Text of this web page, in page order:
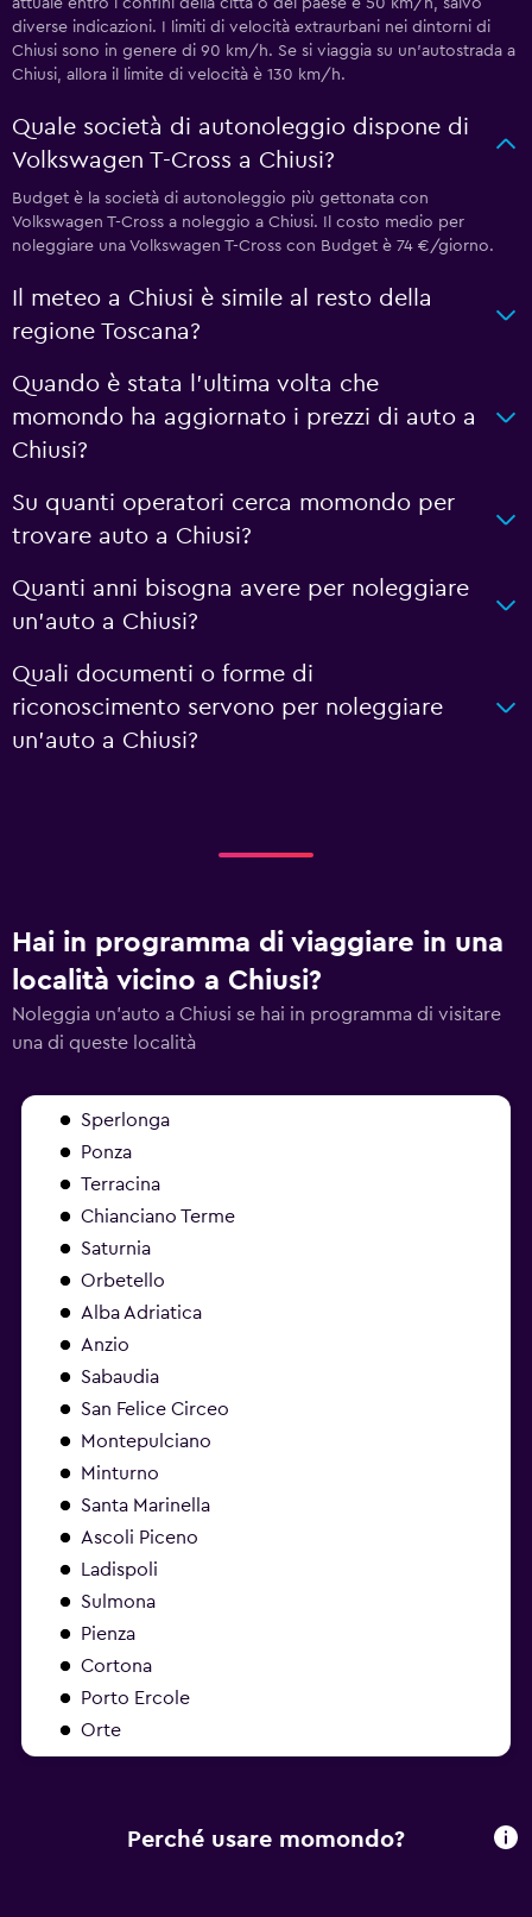
diverse indicazioni. I limiti di velocità extraurbani nei dintorni di
Chiusi sono in genere di 90 km/h. Se si viaggia su un'autostrada a
Chiusi, allora il limite di velocità è 130 km/h.
Quale società di autonoleggio dispone di
Volkswagen T-Cross a Chiusi?
Budget è la società di autonoleggio più gettonata con
Volkswagen T-Cross a noleggio a Chiusi. Il costo medio per
noleggiare una Volkswagen T-Cross con Budget è 74 €/giorno.
Il meteo a Chiusi è simile al resto della
regione Toscana?
Quando è stata l'ultima volta che
momondo ha aggiornato i prezzi di auto a
Chiusi?
Su quanti operatori cerca momondo per
trovare auto a Chiusi?
Quanti anni bisogna avere per noleggiare
un'auto a Chiusi?
Quali documenti o forme di
riconoscimento servono per noleggiare
un'auto a Chiusi?
Hai in programma di viaggiare in una
località vicino a Chiusi?
Noleggia un'auto a Chiusi se hai in programma di visitare
una di queste località
Sperlonga
Ponza
Terracina
Chianciano Terme
Saturnia
Orbetello
Alba Adriatica
Anzio
Sabaudia
San Felice Circeo
Montepulciano
Minturno
Santa Marinella
Ascoli Piceno
Ladispoli
Sulmona
Pienza
Cortona
Porto Ercole
Orte
Perché usare momondo?